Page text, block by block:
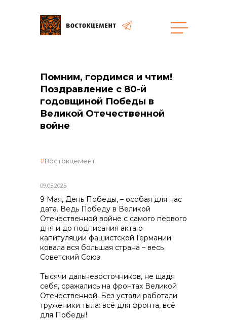
Объекты
общая информация
реализация неликвидов
контакты отдела закупок
Контакты
Помним, гордимся и чтим!
Поздравление с 80-й
годовщиной Победы в
Великой Отечественной
войне
09.05.2025
Востокцемент
9 Мая, День Победы, – особая для нас
дата. Ведь Победу в Великой
Отечественной войне с самого первого
дня и до подписания акта о
капитуляции фашистской Германии
ковала вся большая страна – весь
Советский Союз.
Тысячи дальневосточников, не щадя
себя, сражались на фронтах Великой
Отечественной. Без устали работали
труженики тыла: всё для фронта, всё
для Победы!